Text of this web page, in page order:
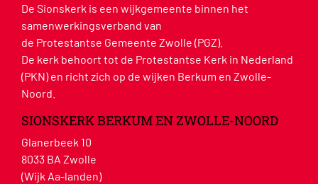
De Sionskerk is een wijkgemeente binnen het
samenwerkingsverband van
de Protestantse Gemeente Zwolle (PGZ).
De kerk behoort tot de Protestantse Kerk in Nederland
(PKN) en richt zich op de wijken Berkum en Zwolle-
Noord.
SIONSKERK BERKUM EN ZWOLLE-NOORD
Glanerbeek 10
8033 BA Zwolle
(Wijk Aa-landen)